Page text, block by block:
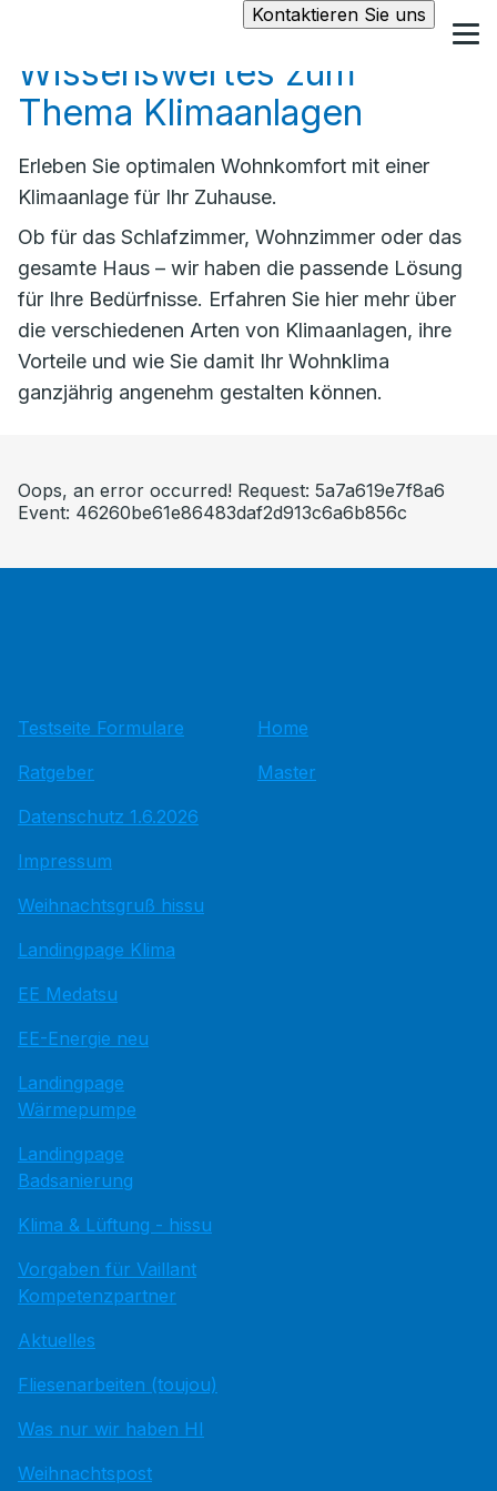
Kontaktieren Sie uns
Wissenswertes zum
Thema Klimaanlagen
Erleben Sie optimalen Wohnkomfort mit einer
Klimaanlage für Ihr Zuhause.
Ob für das Schlafzimmer, Wohnzimmer oder das
gesamte Haus – wir haben die passende Lösung
für Ihre Bedürfnisse. Erfahren Sie hier mehr über
die verschiedenen Arten von Klimaanlagen, ihre
Vorteile und wie Sie damit Ihr Wohnklima
ganzjährig angenehm gestalten können.
Oops, an error occurred! Request: 5a7a619e7f8a6
Event: 46260be61e86483daf2d913c6a6b856c
Testseite Formulare
Ratgeber
Datenschutz 1.6.2026
Impressum
Weihnachtsgruß hissu
Landingpage Klima
EE Medatsu
EE-Energie neu
Landingpage
Wärmepumpe
Landingpage
Badsanierung
Klima & Lüftung - hissu
Vorgaben für Vaillant
Kompetenzpartner
Aktuelles
Fliesenarbeiten (toujou)
Was nur wir haben HI
Weihnachtspost
Home
Master